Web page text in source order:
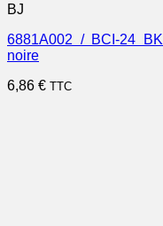
BJ
6881A002 / BCI-24
noire
6,86 € TTC